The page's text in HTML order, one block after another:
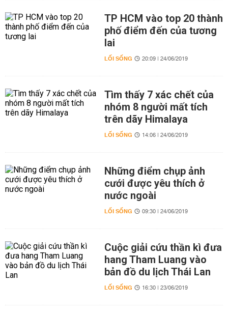
TP HCM vào top 20 thành
phố điểm đến của tương
lai
LỐI SỐNG 20:09 | 24/06/2019
Tìm thấy 7 xác chết của
nhóm 8 người mất tích
trên dãy Himalaya
LỐI SỐNG 14:06 | 24/06/2019
Những điểm chụp ảnh
cưới được yêu thích ở
nước ngoài
LỐI SỐNG 09:30 | 24/06/2019
Cuộc giải cứu thần kì đưa
hang Tham Luang vào
bản đồ du lịch Thái Lan
LỐI SỐNG 16:30 | 23/06/2019